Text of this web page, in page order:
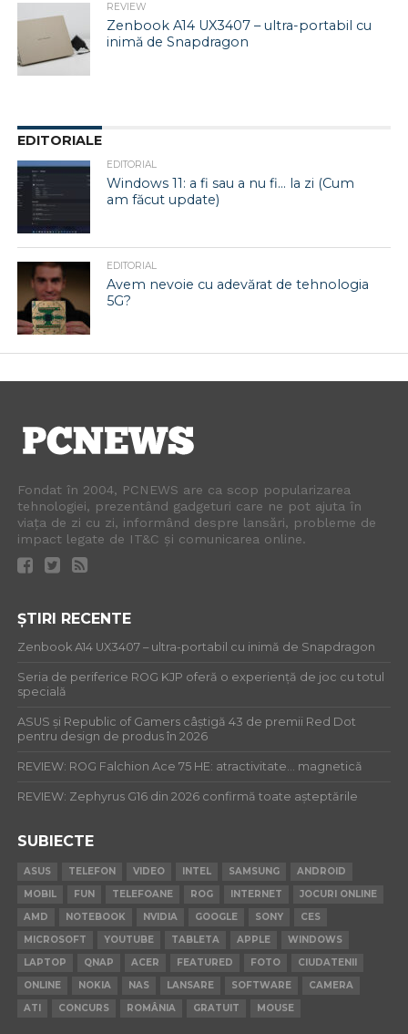
REVIEW
Zenbook A14 UX3407 – ultra-portabil cu
inimă de Snapdragon
EDITORIALE
EDITORIAL
Windows 11: a fi sau a nu fi… la zi (Cum
am făcut update)
EDITORIAL
Avem nevoie cu adevărat de tehnologia
5G?
Fondat în 2004, PCNEWS are ca scop popularizarea
tehnologiei, prezentând gadgeturi care ne pot ajuta în
viața de zi cu zi, informând despre lansări, probleme de
impact legate de IT&C și comunicarea online.
ȘTIRI RECENTE
Zenbook A14 UX3407 – ultra-portabil cu inimă de Snapdragon
Seria de periferice ROG KJP oferă o experiență de joc cu totul
specială
ASUS și Republic of Gamers câștigă 43 de premii Red Dot
pentru design de produs în 2026
REVIEW: ROG Falchion Ace 75 HE: atractivitate… magnetică
REVIEW: Zephyrus G16 din 2026 confirmă toate așteptările
SUBIECTE
ASUS TELEFON VIDEO INTEL SAMSUNG
ANDROID
MOBIL
FUN TELEFOANE ROG INTERNET
JOCURI ONLINE
AMD
NOTEBOOK NVIDIA GOOGLE SONY
CES
MICROSOFT
YOUTUBE TABLETA APPLE
WINDOWS
LAPTOP
QNAP ACER FEATURED FOTO
CIUDATENII
ONLINE
NOKIA NAS LANSARE SOFTWARE
CAMERA
ATI
CONCURS ROMÂNIA GRATUIT MOUSE